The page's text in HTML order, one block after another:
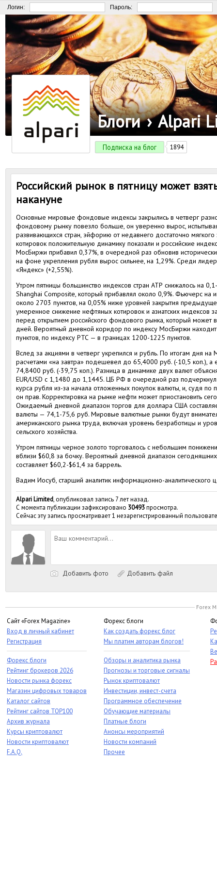
Логин: Пароль:
Блоги › Alpari
Подписка на блог 1894
Российский рынок в пятницу может
накануне
Основные мировые фондовые индексы закрылись в четверг
фондовому рынку повезло больше, он уверенно вырос,
развивающихся стран, эйфорию от недавнего достаточно
котировок положительную динамику показали и российские
МосБиржи прибавил 0,37%, в очередной раз обновив
на фоне укрепления рубля вырос сильнее, на 1,29%. Среди
«Яндекс» (+2,55%).
Утром пятницы большинство индексов стран АТР снижалось на
Shanghai Composite, который прибавлял около 0,9%. Фьючерс на
около 2703 пунктов, на 0,05% ниже уровней закрытия
умеренное снижение нефтяных котировок и азиатских индексов
перед открытием российского фондового рынка, который может
дней. Вероятный дневной коридор по индексу МосБиржи
пунктов, по индексу РТС — в границах 1200-1225 пунктов.
Вслед за акциями в четверг укрепился и рубль. По итогам дня
расчетами «на завтра» подешевел до 65,4000 руб. (-10,5 коп.), а
74,8400 руб. (-39,75 коп.). Разница в динамике двух валют
EUR/USD c 1,1480 до 1,1445. ЦБ РФ в очередной раз подчеркнул
курса рубля из-за начала отложенных покупок валюты, и, судя
он прав. Корректировка на рынке нефти может приостановить
Ожидаемый дневной диапазон торгов для доллара США
валюты — 74,1-75,6 руб. Мировые валютные рынки будут
американского рынка труда, включая уровень безработицы и
сельского хозяйства.
Утром пятницы черное золото торговалось с небольшим
вблизи $60,8 за бочку. Вероятный дневной диапазон
составляет $60,2-$61,4 за баррель.
Вадим Иосуб, старший аналитик информационно-аналитического
Alpari Limited, опубликовал запись 7 лет назад.
С момента публикации зафиксировано 30493просмотра.
Сейчас эту запись просматривает 1 незарегистрированный
Добавить фото Добавить файл
Forex
Сайт «Forex Magazine»
Вход в личный кабинет
Регистрация
Форекс блоги
Рейтинг брокеров 2026
Новости рынка форекс
Магазин цифровых товаров
Каталог сайтов
Рейтинг сайтов TOP100
Архив журнала
Курсы криптовалют
Новости криптовалют
F.A.Q.
Форекс блоги
Как создать форекс блог
Мы платим авторам блогов!
Обзоры и аналитика рынка
Прогнозы и торговые сигналы
Рынок криптовалют
Инвестиции, инвест-счета
Программное обеспечение
Обучающие материалы
Платные блоги
Анонсы мероприятий
Новости компаний
Прочее